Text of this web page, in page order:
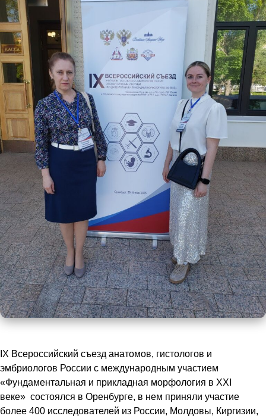
IX Всероссийский съезд анатомов, гистологов и
эмбриологов России с международным участием
«Фундаментальная и прикладная морфология в XXI
веке» состоялся в Оренбурге, в нем приняли участие
более 400 исследователей из России, Молдовы, Киргизии,